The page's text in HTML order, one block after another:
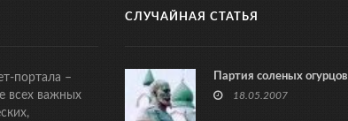
портала –
всех важных
СЛУЧАЙНАЯ СТАТЬЯ
Партия соленых огурцов
18.05.2007